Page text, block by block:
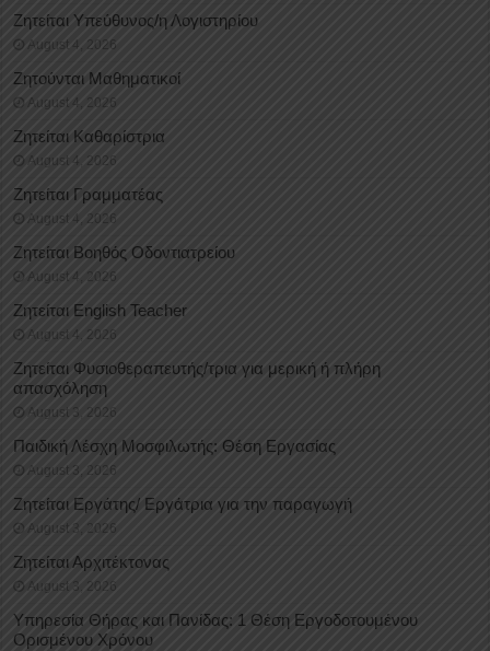
Ζητείται Υπεύθυνος/η Λογιστηρίου
August 4, 2026
Ζητούνται Μαθηματικοί
August 4, 2026
Ζητείται Καθαρίστρια
August 4, 2026
Ζητείται Γραμματέας
August 4, 2026
Ζητείται Βοηθός Οδοντιατρείου
August 4, 2026
Ζητείται English Teacher
August 4, 2026
Ζητείται Φυσιοθεραπευτής/τρια για μερική ή πλήρη
απασχόληση
August 3, 2026
Παιδική Λέσχη Μοσφιλωτής: Θέση Εργασίας
August 3, 2026
Ζητείται Εργάτης/ Εργάτρια για την παραγωγή
August 3, 2026
Ζητείται Αρχιτέκτονας
August 3, 2026
Υπηρεσία Θήρας και Πανίδας: 1 Θέση Eργοδοτουμένου
Oρισμένου Xρόνου